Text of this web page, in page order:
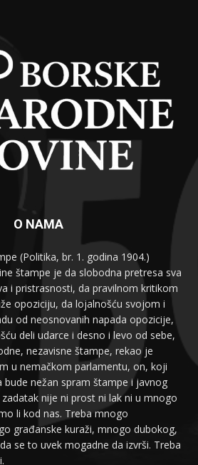
O NAMA
(Politika, br. 1. godina 1904.)
štampe je da slobodna pretresa sva
i pristrasnosti, da pravilnom kritikom
opoziciju, da lojalnošću svojom i
od neosnovanih napada opozicije,
deli udarce i desno i levo od sebe,
nezavisne štampe, rekao je
u nemačkom parlamentu, on, koji
nežan spram štampe i javnog
nije ni prost ni lak ni u mnogo
li kod nas. Treba mnogo
građanske kuraži, mnogo dubokog,
se to uvek mogadne da izvrši. Treba